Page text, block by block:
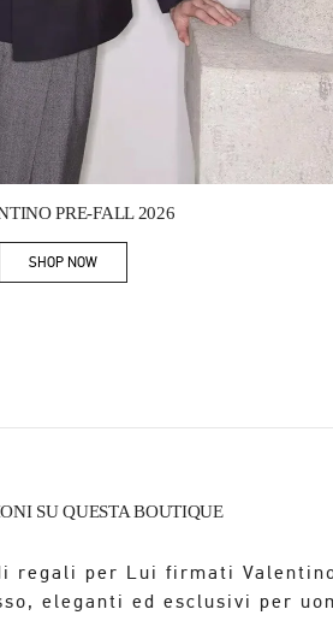
PRE-FALL 2026
SHOP NOWLink Opens in New Tab
SU QUESTA BOUTIQUE
regali per Lui firmati
eleganti ed esclusivi per